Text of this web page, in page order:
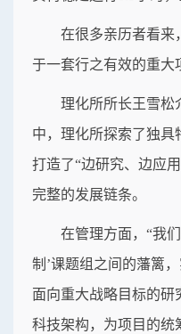
在很多亲历者看来
于一套行之有效的重大
理化所所长王雪松
中，理化所探索了独具
打造了“边研究、边应
完整的发展链条。
在管理方面，“我
制’课题组之间的藩篱
面向重大战略目标的研
科技架构，为项目的统